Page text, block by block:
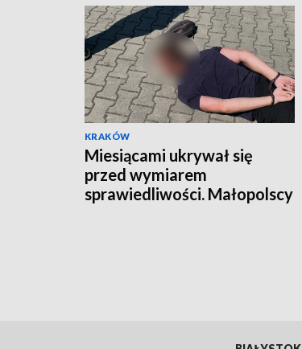
KRAKÓW
Miesiącami ukrywał się
przed wymiarem
sprawiedliwości. Małopolscy